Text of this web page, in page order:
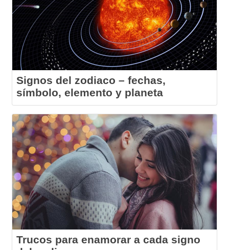
Signos del zodiaco – fechas,
símbolo, elemento y planeta
Trucos para enamorar a cada signo